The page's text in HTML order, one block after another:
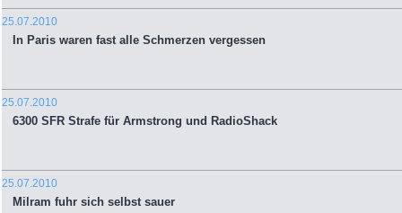
25.07.2010
In Paris waren fast alle Schmerzen vergessen
25.07.2010
6300 SFR Strafe für Armstrong und RadioShack
25.07.2010
Milram fuhr sich selbst sauer